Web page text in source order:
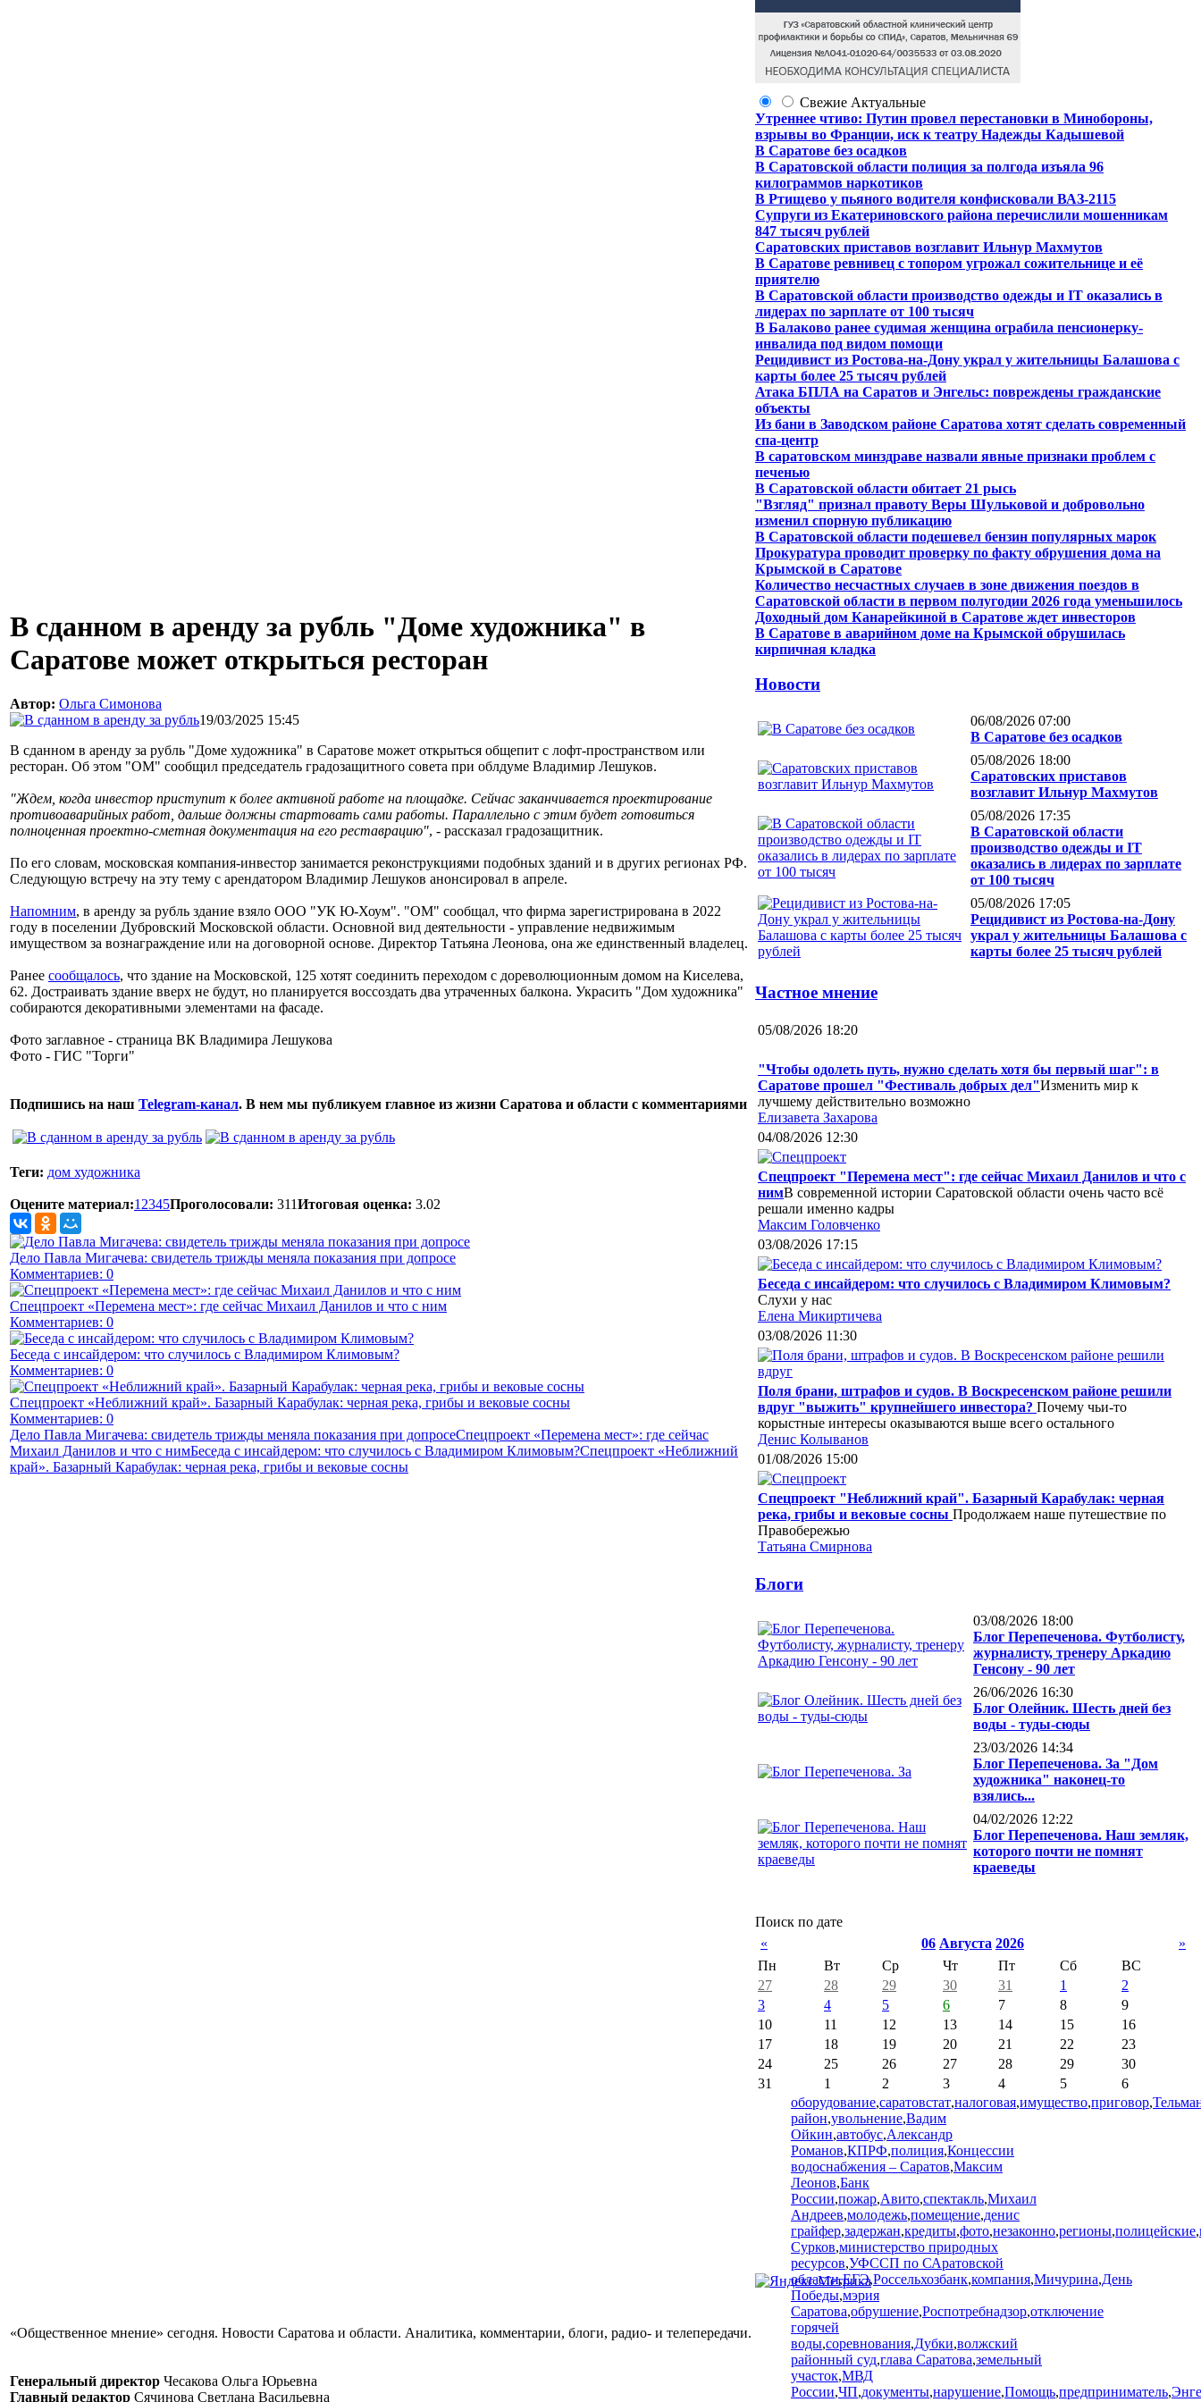
В сданном в аренду за рубль "Доме художника" в
Саратове может открыться ресторан
Автор: Ольга Симонова
19/03/2025 15:45
В сданном в аренду за рубль "Доме художника" в Саратове может открыться общепит с лофт-пространством или
ресторан. Об этом "ОМ" сообщил председатель градозащитного совета при облдуме Владимир Лешуков.
"Ждем, когда инвестор приступит к более активной работе на площадке. Сейчас заканчивается проектирование
противоаварийных работ, дальше должны стартовать сами работы. Параллельно с этим будет готовиться
полноценная проектно-сметная документация на его реставрацию", - рассказал градозащитник.
По его словам, московская компания-инвестор занимается реконструкциями подобных зданий и в других регионах РФ.
Следующую встречу на эту тему с арендатором Владимир Лешуков анонсировал в апреле.
Напомним, в аренду за рубль здание взяло ООО "УК Ю-Хоум". "ОМ" сообщал, что фирма зарегистрирована в 2022
году в поселении Дубровский Московской области. Основной вид деятельности - управление недвижимым
имуществом за вознаграждение или на договорной основе. Директор Татьяна Леонова, она же единственный владелец.
Ранее сообщалось, что здание на Московской, 125 хотят соединить переходом с дореволюционным домом на Киселева,
62. Достраивать здание вверх не будут, но планируется воссоздать два утраченных балкона. Украсить "Дом художника"
собираются декоративными элементами на фасаде.
Фото заглавное - страница ВК Владимира Лешукова
Фото - ГИС "Торги"
Подпишись на наш Telegram-канал. В нем мы публикуем главное из жизни Саратова и области с комментариями
Теги: дом художника
Оцените материал:1 2345Проголосовали: 311Итоговая оценка: 3.02
Дело Павла Мигачева: свидетель трижды меняла показания при допросе
Комментариев: 0
Спецпроект «Перемена мест»: где сейчас Михаил Данилов и что с ним
Комментариев: 0
Беседа с инсайдером: что случилось с Владимиром Климовым?
Комментариев: 0
Спецпроект «Неближний край». Базарный Карабулак: черная река, грибы и вековые сосны
Комментариев: 0
Дело Павла Мигачева: свидетель трижды меняла показания при допросеСпецпроект «Перемена мест»: где сейчас
Михаил Данилов и что с нимБеседа с инсайдером: что случилось с Владимиром Климовым?Спецпроект «Неближний
край». Базарный Карабулак: черная река, грибы и вековые сосны
Свежие Актуальные
Утреннее чтиво: Путин провел перестановки в Минобороны,
взрывы во Франции, иск к театру Надежды Кадышевой
В Саратове без осадков
В Саратовской области полиция за полгода изъяла 96
килограммов наркотиков
В Ртищево у пьяного водителя конфисковали ВАЗ-2115
Супруги из Екатериновского района перечислили мошенникам
847 тысяч рублей
Саратовских приставов возглавит Ильнур Махмутов
В Саратове ревнивец с топором угрожал сожительнице и её
приятелю
В Саратовской области производство одежды и IT оказались в
лидерах по зарплате от 100 тысяч
В Балаково ранее судимая женщина ограбила пенсионерку-
инвалида под видом помощи
Рецидивист из Ростова-на-Дону украл у жительницы Балашова с
карты более 25 тысяч рублей
Атака БПЛА на Саратов и Энгельс: повреждены гражданские
объекты
Из бани в Заводском районе Саратова хотят сделать современный
спа-центр
В саратовском минздраве назвали явные признаки проблем с
печенью
В Саратовской области обитает 21 рысь
"Взгляд" признал правоту Веры Шульковой и добровольно
изменил спорную публикацию
В Саратовской области подешевел бензин популярных марок
Прокуратура проводит проверку по факту обрушения дома на
Крымской в Саратове
Количество несчастных случаев в зоне движения поездов в
Саратовской области в первом полугодии 2026 года уменьшилось
Доходный дом Канарейкиной в Саратове ждет инвесторов
В Саратове в аварийном доме на Крымской обрушилась
кирпичная кладка
Новости
06/08/2026 07:00
В Саратове без осадков
05/08/2026 18:00
Саратовских приставов
возглавит Ильнур Махмутов
05/08/2026 17:35
В Саратовской области
производство одежды и IT
оказались в лидерах по зарплате
от 100 тысяч
05/08/2026 17:05
Рецидивист из Ростова-на-Дону
украл у жительницы Балашова с
карты более 25 тысяч рублей
Частное мнение
05/08/2026 18:20
"Чтобы одолеть путь, нужно сделать хотя бы первый шаг": в
Саратове прошел "Фестиваль добрых дел"Изменить мир к
лучшему действительно возможно
Елизавета Захарова
04/08/2026 12:30
Спецпроект "Перемена мест": где сейчас Михаил Данилов и что с
нимВ современной истории Саратовской области очень часто всё
решали именно кадры
Максим Головченко
03/08/2026 17:15
Беседа с инсайдером: что случилось с Владимиром Климовым?
Слухи у нас
Елена Микиртичева
03/08/2026 11:30
Поля брани, штрафов и судов. В Воскресенском районе решили
вдруг "выжить" крупнейшего инвестора? Почему чьи-то
корыстные интересы оказываются выше всего остального
Денис Колыванов
01/08/2026 15:00
Спецпроект "Неближний край". Базарный Карабулак: черная
река, грибы и вековые сосны Продолжаем наше путешествие по
Правобережью
Татьяна Смирнова
Блоги
03/08/2026 18:00
Блог Перепеченова. Футболисту,
журналисту, тренеру Аркадию
Генсону - 90 лет
26/06/2026 16:30
Блог Олейник. Шесть дней без
воды - туды-сюды
23/03/2026 14:34
Блог Перепеченова. За "Дом
художника" наконец-то
взялись...
04/02/2026 12:22
Блог Перепеченова. Наш земляк,
которого почти не помнят
краеведы
Поиск по дате
«
06 Августа 2026
»
Пн
Вт Ср Чт Пт Сб
ВС
27
28 29 30 31 1
2
3
4 5 6 7 8
9
10
11 12 13 14 15
16
17
18 19 20 21 22
23
24
25 26 27 28 29
30
31
1 2 3 4 5
6
оборудование,саратовстат,налоговая,имущество,приговор,
район,увольнение,Вадим
Ойкин,автобус,Александр
Романов,КПРФ,полиция,Концессии
водоснабжения – Саратов,Максим
Леонов,Банк
России,пожар,Авито,спектакль,Михаил
Андреев,молодежь,помещение,денис
грайфер,задержан,кредиты,фото,незаконно,регионы,полицейские,
Сурков,министерство природных
ресурсов,УФССП по САратовской
области,ЕГЭ,Россельхозбанк,компания,Мичурина,День
Победы,мэрия
Саратова,обрушение,Роспотребнадзор,отключение
горячей
воды,соревнования,Дубки,волжский
районный суд,глава Саратова,земельный
участок,МВД
России,ЧП,документы,нарушение,Помощь,предприниматель,
«Общественное мнение» сегодня. Новости Саратова и области. Аналитика, комментарии, блоги, радио- и телепередачи.
Генеральный директор Чесакова Ольга Юрьевна
Главный редактор Сячинова Светлана Васильевна